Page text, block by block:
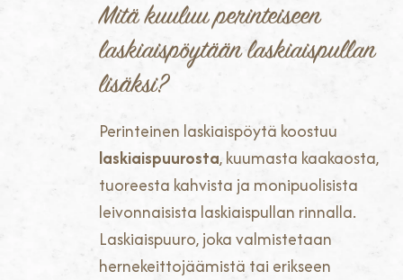
Mitä kuuluu perinteiseen
laskiaispöytään laskiaispullan
lisäksi?
Perinteinen laskiaispöytä koostuu
laskiaispuurosta, kuumasta kaakaosta,
tuoreesta kahvista ja monipuolisista
leivonnaisista laskiaispullan rinnalla.
Laskiaispuuro, joka valmistetaan
hernekeittojäämistä tai erikseen